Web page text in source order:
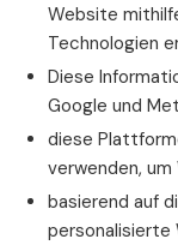
Website
Technologien
Diese
Google und
diese
verwenden,
basierend auf
personalisierte